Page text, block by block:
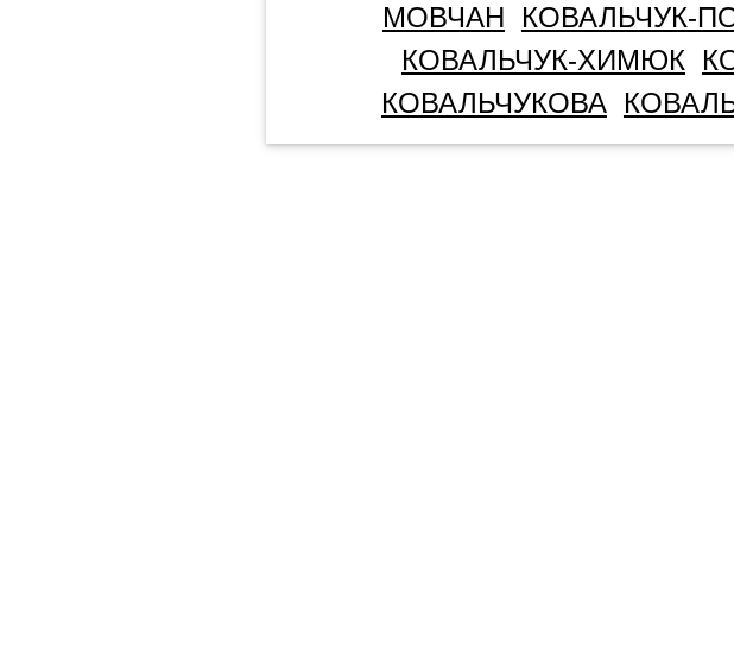
МОВЧАН
КОВАЛЬЧУК-
КОВАЛЬЧУК-ХИМЮК
КОВАЛЬЧУКОВА